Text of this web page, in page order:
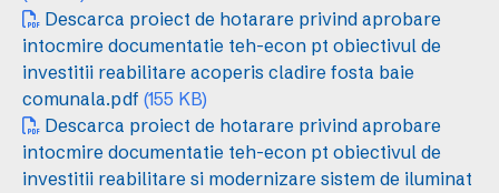
Descarca proiect de hotarare privind aprobare
intocmire documentatie teh-econ pt obiectivul de
investitii reabilitare acoperis cladire fosta baie
comunala.pdf (155 KB)
Descarca proiect de hotarare privind aprobare
intocmire documentatie teh-econ pt obiectivul de
investitii reabilitare si modernizare sistem de iluminat